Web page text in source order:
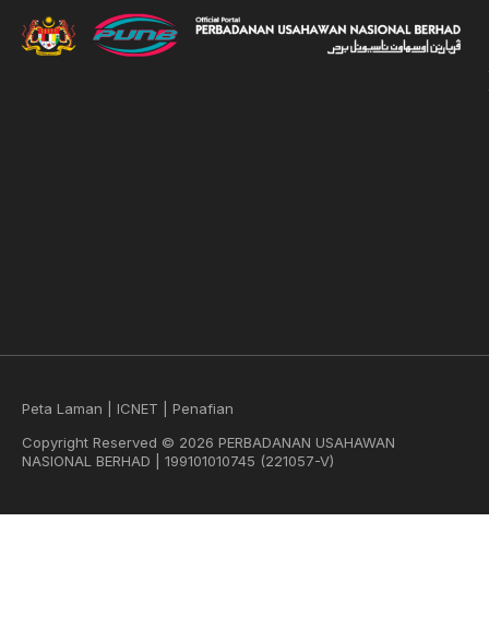
Peta Laman ICNET
Penafian
Copyright Reserved © 2026 PERBADANAN USAHAWAN
NASIONAL BERHAD | 199101010745 (221057-V)